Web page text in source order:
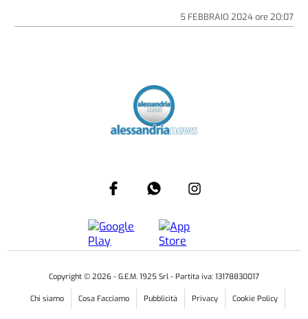
5 FEBBRAIO 2024ore 20:07
Copyright © 2026 - G.E.M. 1925 Srl - Partita iva: 13178830017
Chi siamo Cosa Facciamo Pubblicità Privacy Cookie Policy